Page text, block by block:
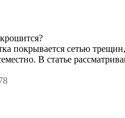
покрывается сетью
В статье